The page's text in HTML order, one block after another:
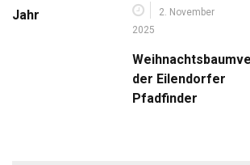
Jahr
2. November
2025
der Eilendorfer
Pfadfinder